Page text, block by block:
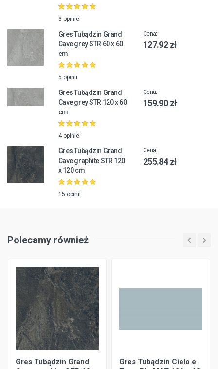
3 opinie
Gres Tubądzin Grand
Cave grey STR 60 x 60
cm
5 opinii
Cena:
127.92 zł
Gres Tubądzin Grand
Cave grey STR 120 x 60
cm
4 opinie
Cena:
159.90 zł
Gres Tubądzin Grand
Cave graphite STR 120
x 120 cm
15 opinii
Cena:
255.84 zł
Polecamy również
Gres Tubądzin Grand
Gres Tubądzin Cielo e